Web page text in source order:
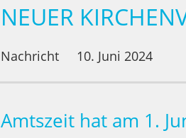
NEUER
Nachricht 10. Juni 2024
Amtszeit hat am 1.